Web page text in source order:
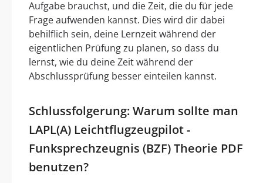
Aufgabe brauchst, und die Zeit, die du für jede
Frage aufwenden kannst. Dies wird dir dabei
behilflich sein, deine Lernzeit während der
eigentlichen Prüfung zu planen, so dass du
lernst, wie du deine Zeit während der
Abschlussprüfung besser einteilen kannst.
Schlussfolgerung: Warum sollte man
LAPL(A) Leichtflugzeugpilot -
Funksprechzeugnis (BZF) Theorie PDF
benutzen?